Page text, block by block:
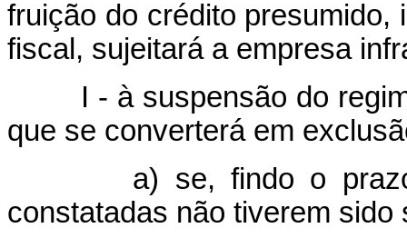
fruição do crédito presumido,
fiscal, sujeitará a empresa
I - à suspensão do
que se converterá em
a) se, findo o prazo
constatadas não tiverem sido